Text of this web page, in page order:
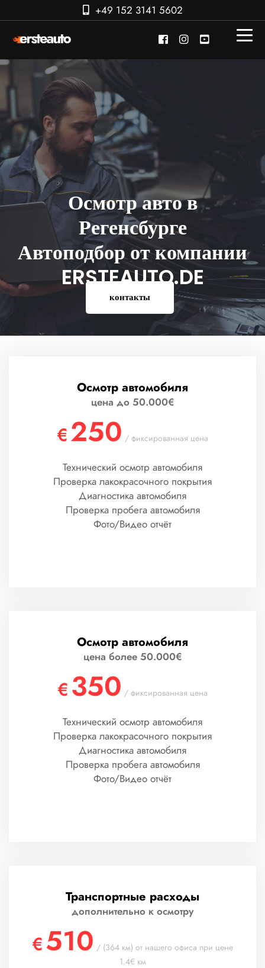
+49 152 3141 5602
Осмотр авто в
Регенсбурге
Автоподбор от компании
ERSTEAUTO.DE
контакты
Осмотр автомобиля
цена до 50.000€
€250 / фиксированная цена
Технический осмотр автомобиля
Проверка лакокрасочного покрытия
Диагностика автомобиля
Проверка пробега автомобиля
Фото/Видео отчёт
Осмотр автомобиля
цена более 50.000€
€350 / фиксированная цена
Технический осмотр автомобиля
Проверка лакокрасочного покрытия
Диагностика автомобиля
Проверка пробега автомобиля
Фото/Видео отчёт
Транспортные расходы
дополнительно к осмотру
€510 / (364 км) от нашего офиса при цене
1.4€ км